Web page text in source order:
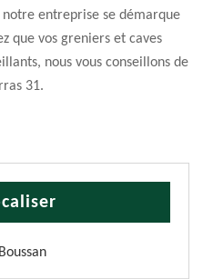
entreprise se démarque
que vos greniers et caves
nous vous conseillons de
31.